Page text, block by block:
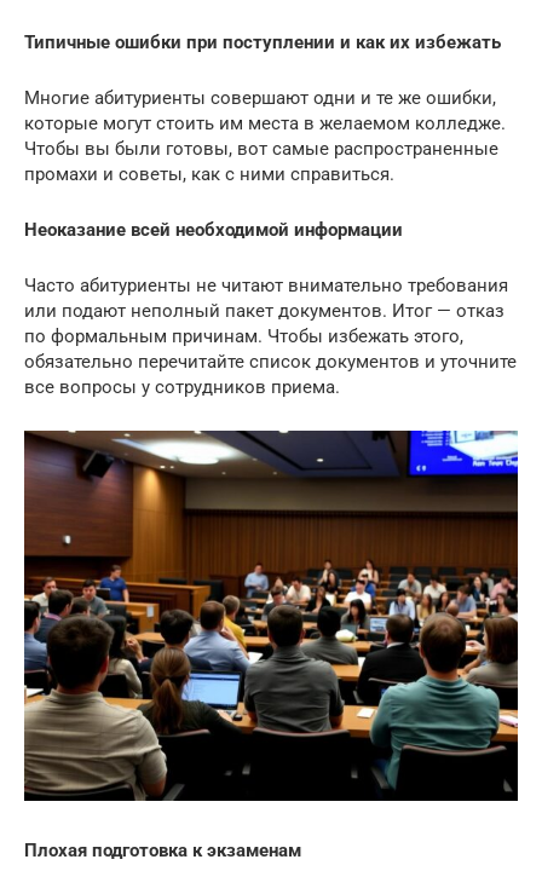
Типичные ошибки при поступлении и как их избежать
Многие абитуриенты совершают одни и те же ошибки,
которые могут стоить им места в желаемом колледже.
Чтобы вы были готовы, вот самые распространенные
промахи и советы, как с ними справиться.
Неоказание всей необходимой информации
Часто абитуриенты не читают внимательно требования
или подают неполный пакет документов. Итог — отказ
по формальным причинам. Чтобы избежать этого,
обязательно перечитайте список документов и уточните
все вопросы у сотрудников приема.
Плохая подготовка к экзаменам